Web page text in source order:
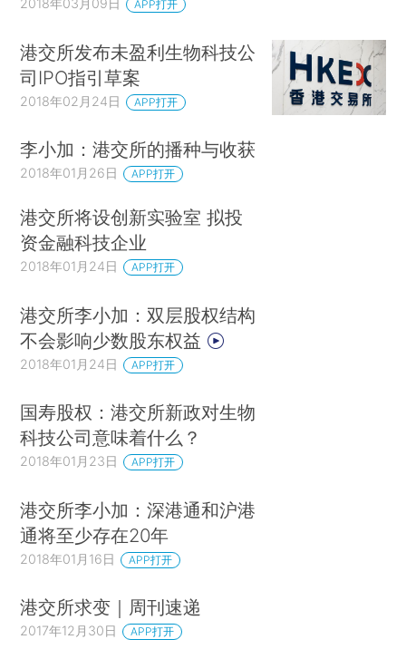
2018年03月09日 APP打开
港交所发布未盈利生物科技公
司IPO指引草案
2018年02月24日 APP打开
李小加：港交所的播种与收获
2018年01月26日 APP打开
港交所将设创新实验室 拟投
资金融科技企业
2018年01月24日 APP打开
港交所李小加：双层股权结构
不会影响少数股东权益
2018年01月24日 APP打开
国寿股权：港交所新政对生物
科技公司意味着什么？
2018年01月23日 APP打开
港交所李小加：深港通和沪港
通将至少存在20年
2018年01月16日 APP打开
港交所求变｜周刊速递
2017年12月30日 APP打开